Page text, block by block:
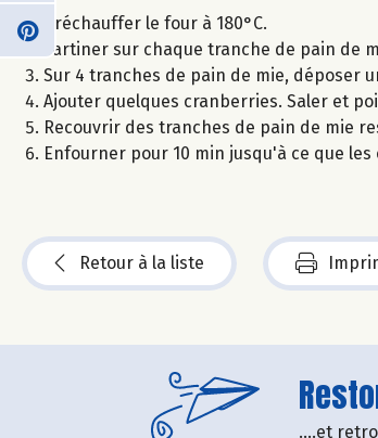
Préchauffer le four à 180°C.
Tartiner sur chaque tranche de pain de
Sur 4 tranches de pain de mie, déposer
Ajouter quelques cranberries. Saler et
Recouvrir des tranches de pain de mie
Enfourner pour 10 min jusqu'à ce que
Retour à la liste
....et